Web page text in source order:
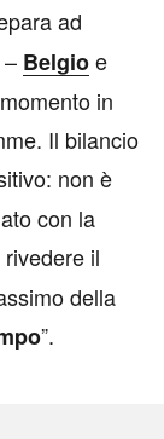
ad
Belgioe
in
Il bilancio
non è
con la
rivedere il
della
”.